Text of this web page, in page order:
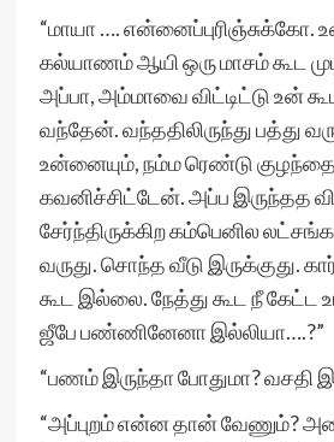
“மாயா ….
கல்யாணம் ஆயி ஒரு மாசம் கூட
அப்பா, அம்மாவை விட்டிட்டு உன்
வந்தேன். வந்ததிலிருந்து பத்து
உன்னையும், நம்ம ரெண்டு
கவனிச்சிட்டேன். அப்ப இருந்தத
சேர்ந்திருக்கிற கம்பெனில
வருது. சொந்த வீடு இருக்குது.
கூட இல்லை. நேத்து கூட நீ கேட்ட
ஜீபே பண்ணினேனா இல்லியா….?”
“பணம் இருந்தா போதுமா? வசதி
“அப்புறம் என்ன தான் வேணும்?